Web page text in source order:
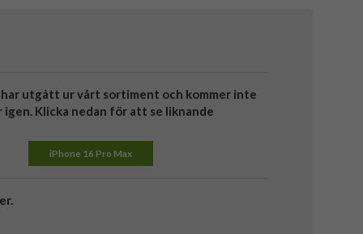
utgått ur vårt sortiment och kommer inte
igen. Klicka nedan för att se liknande
iPhone 16 Pro Max